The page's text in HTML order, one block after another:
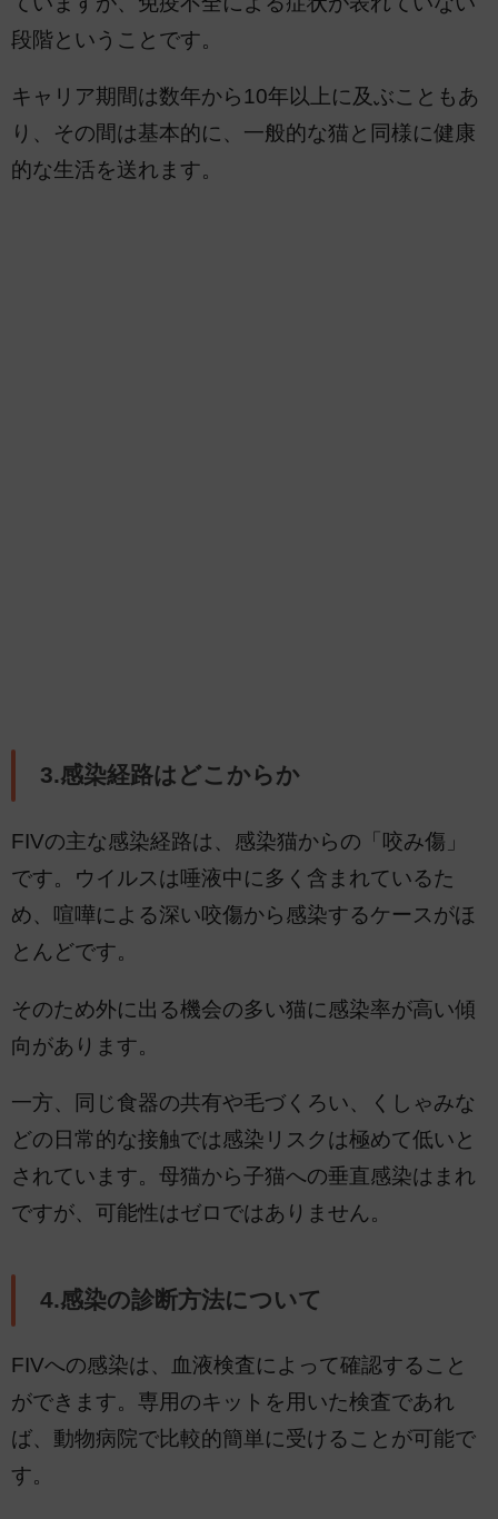
段階ということです。
キャリア期間は数年から10年以上に及ぶこともあ
り、その間は基本的に、一般的な猫と同様に健康
的な生活を送れます。
3.感染経路はどこからか
FIVの主な感染経路は、感染猫からの「咬み傷」
です。ウイルスは唾液中に多く含まれているた
め、喧嘩による深い咬傷から感染するケースがほ
とんどです。
そのため外に出る機会の多い猫に感染率が高い傾
向があります。
一方、同じ食器の共有や毛づくろい、くしゃみな
どの日常的な接触では感染リスクは極めて低いと
されています。母猫から子猫への垂直感染はまれ
ですが、可能性はゼロではありません。
4.感染の診断方法について
FIVへの感染は、血液検査によって確認すること
ができます。専用のキットを用いた検査であれ
ば、動物病院で比較的簡単に受けることが可能で
す。